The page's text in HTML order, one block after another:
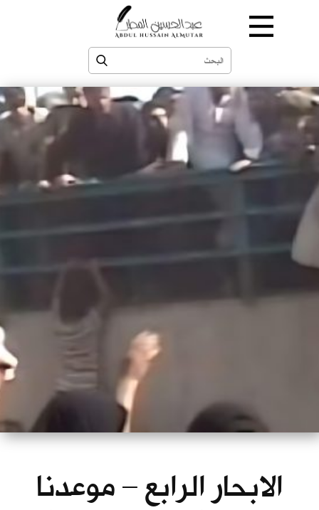
الابحار الرابع – موعدنا